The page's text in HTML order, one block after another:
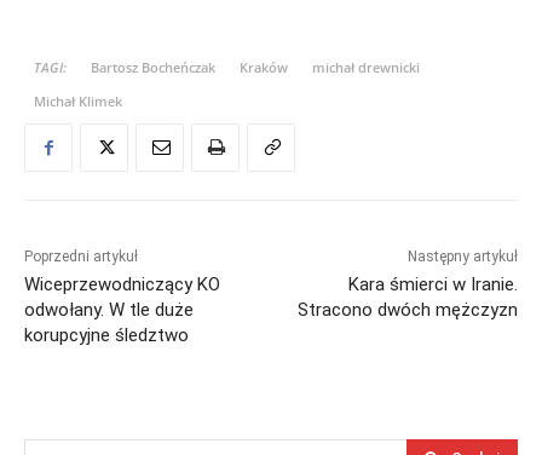
TAGI: Bartosz Bocheńczak Kraków
michał drewnicki
Michał Klimek
Poprzedni artykuł
Wiceprzewodniczący KO
odwołany. W tle duże
korupcyjne śledztwo
Następny artykuł
Kara śmierci w Iranie.
Stracono dwóch mężczyzn